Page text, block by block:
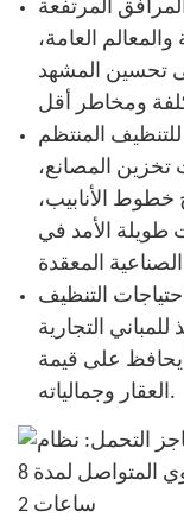
المرتفعة
العامة،
تحسين المشهد
المنتظم
تخزين المصانع،
خطوط الأنابيب،
طويلة الأمد في
التنظيف
للمباني التجارية
يحافظ على قيمة
العقار وجمالياته.